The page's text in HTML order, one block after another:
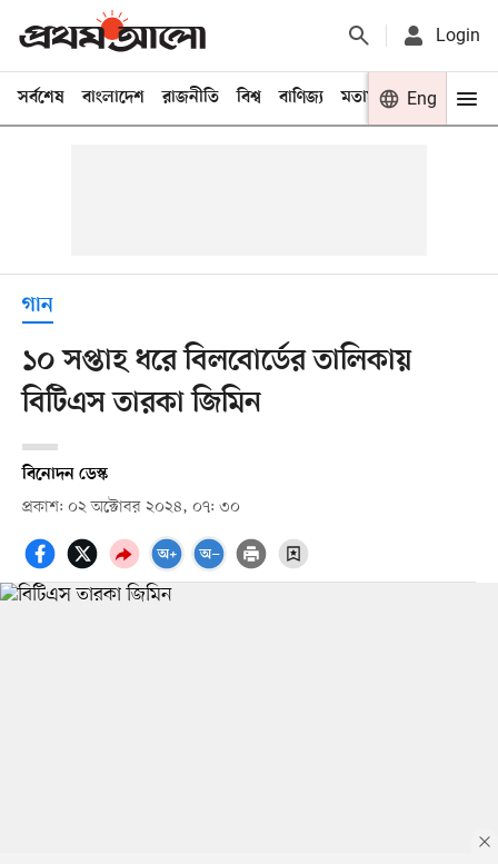
Login
সর্বশেষ বাংলাদেশ রাজনীতি বিশ্ব বাণিজ্য মতামত খেলা
Eng
গান
১০ সপ্তাহ ধরে বিলবোর্ডের তালিকায়
বিটিএস তারকা জিমিন
বিনোদন ডেস্ক
প্রকাশ: ০২ অক্টোবর ২০২৪, ০৭: ৩০